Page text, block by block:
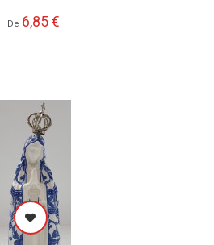
De Preço
6,85 €